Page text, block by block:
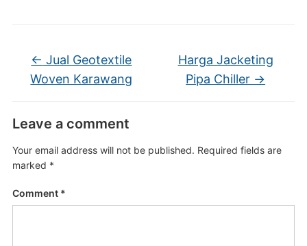
← Jual Geotextile
Woven Karawang
Harga Jacketing
Pipa Chiller →
Leave a comment
Your email address will not be published. Required fields are
marked *
Comment *